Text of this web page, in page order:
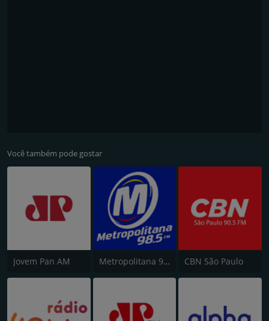
Você também pode gostar
Jovem Pan AM Metropolitana 98.5 FM CBN São Paulo